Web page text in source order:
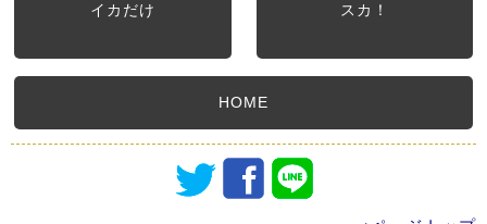
イカだけ スカ！
HOME